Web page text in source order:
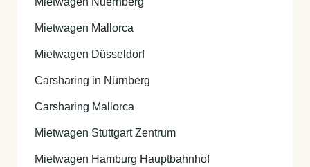
Mietwagen Mallorca
Mietwagen Düsseldorf
Carsharing in Nürnberg
Carsharing Mallorca
Mietwagen Stuttgart Zentrum
Mietwagen Hamburg Hauptbahnhof